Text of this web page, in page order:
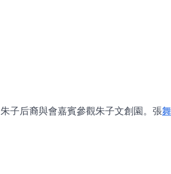
子后裔與會嘉賓參觀朱子文創園。張